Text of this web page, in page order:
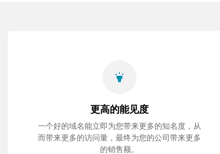
highlight
更高的能见度
一个好的域名能立即为您带来更多的知名度，从
而带来更多的访问量，最终为您的公司带来更多
的销售额。